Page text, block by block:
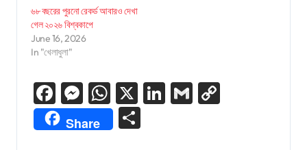
৬৮ বছরের পুরনো রেকর্ড আবারও দেখা
গেল ২০২৬ বিশ্বকাপে
June 16, 2026
In "খেলাধুলা"
Facebook
Messenger
WhatsApp
X LinkedIn
Gmail
Share